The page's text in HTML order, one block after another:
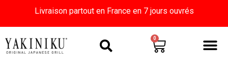
Livraison partout en France en 7 jours ouvrés
0